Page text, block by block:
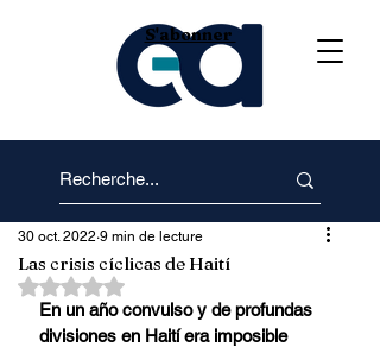
S'abonner
Las crisis cíclicas de Haití
30 oct. 2022 9 min de lecture
Noté NaN étoiles sur 5.
En un año convulso y de profundas
divisiones en Haití era imposible